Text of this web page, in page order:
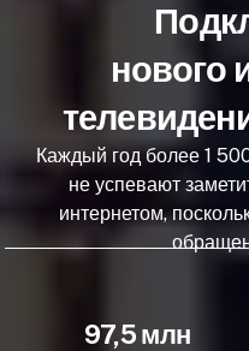
нового
Каждый год более 1
не успевают
интернетом,
97,5 млн